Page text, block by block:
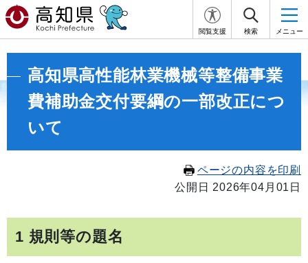
閲覧支援 検索 メニュー
高知県高性能林業機械等整備事業
費補助金交付要綱の一部改正につ
いて
ページの内容を印刷
公開日 2026年04月01日
1 規則等の題名